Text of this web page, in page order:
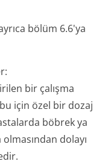
bölüm 6.6'ya
bir çalışma
için özel bir dozaj
böbrek ya
dolayı